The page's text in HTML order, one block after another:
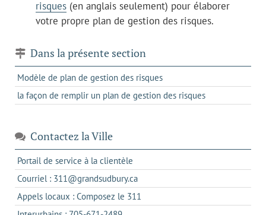
risques (en anglais seulement) pour élaborer
votre propre plan de gestion des risques.
Dans la présente section
Modèle de plan de gestion des risques
la façon de remplir un plan de gestion des risques
Contactez la Ville
Portail de service à la clientèle
dans
un
nouvel
Courriel : 311@grandsudbury.cas'ouvre
dans
votre
Appels locaux : Composez le 311
dans